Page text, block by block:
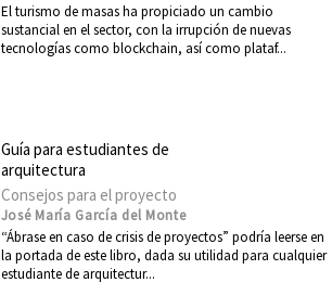
El turismo de masas ha propiciado un cambio
sustancial en el sector, con la irrupción de nuevas
tecnologías como blockchain, así como plataf...
Guía para estudiantes de
arquitectura
Consejos para el proyecto
José María García del Monte
“Ábrase en caso de crisis de proyectos” podría leerse en
la portada de este libro, dada su utilidad para cualquier
estudiante de arquitectur...